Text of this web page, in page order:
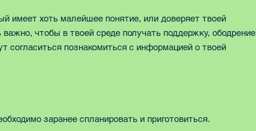
хоть малейшее понятие, или доверяет твоей
чтобы в твоей среде получать поддержку, ободрение
согласиться познакомиться с информацией о твоей
заранее спланировать и приготовиться.